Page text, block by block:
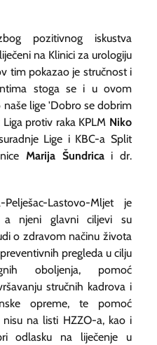
pozitivnog iskustva
na Klinici za urologiju
tim pokazao je stručnost i
stoga se i u ovom
naše lige 'Dobro se dobrim
protiv raka KPLM Niko
Lige i KBC-a Split
Marija Šundricai dr.
Lastovo-Mljet je
a njeni glavni ciljevi su
o zdravom načinu života
pregleda u cilju
oboljenja, pomoć
stručnih kadrova i
opreme, te pomoć
na listi HZZO-a, kao i
odlasku na liječenje u